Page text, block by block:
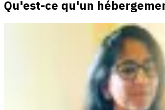
Qu'est-ce qu'un